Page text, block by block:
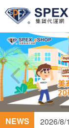
NEWS
2026/8/